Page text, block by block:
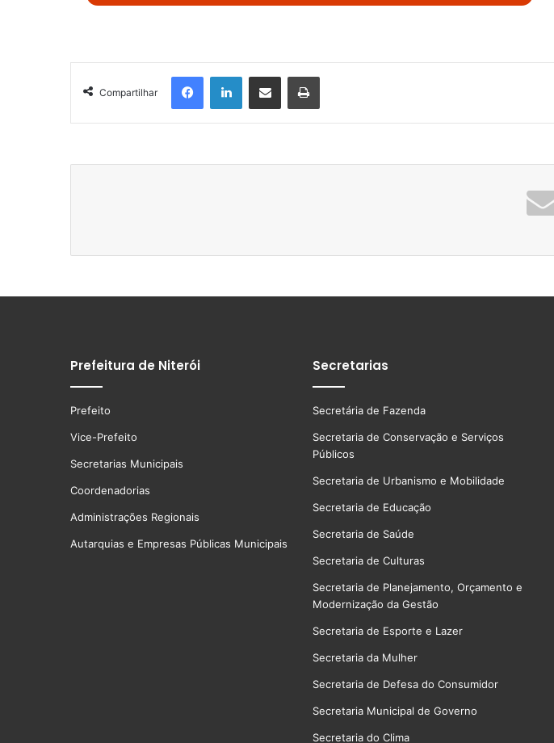
Compartilhar
FacebookLinkedinCompartilhar via e-mail Imprimir
Prefeitura de Niterói
Prefeito
Vice-Prefeito
Secretarias Municipais
Coordenadorias
Administrações Regionais
Autarquias e Empresas Públicas Municipais
Secretarias
Secretária de Fazenda
Secretaria de Conservação e Serviços
Públicos
Secretaria de Urbanismo e Mobilidade
Secretaria de Educação
Secretaria de Saúde
Secretaria de Culturas
Secretaria de Planejamento, Orçamento e
Modernização da Gestão
Secretaria de Esporte e Lazer
Secretaria da Mulher
Secretaria de Defesa do Consumidor
Secretaria Municipal de Governo
Secretaria do Clima